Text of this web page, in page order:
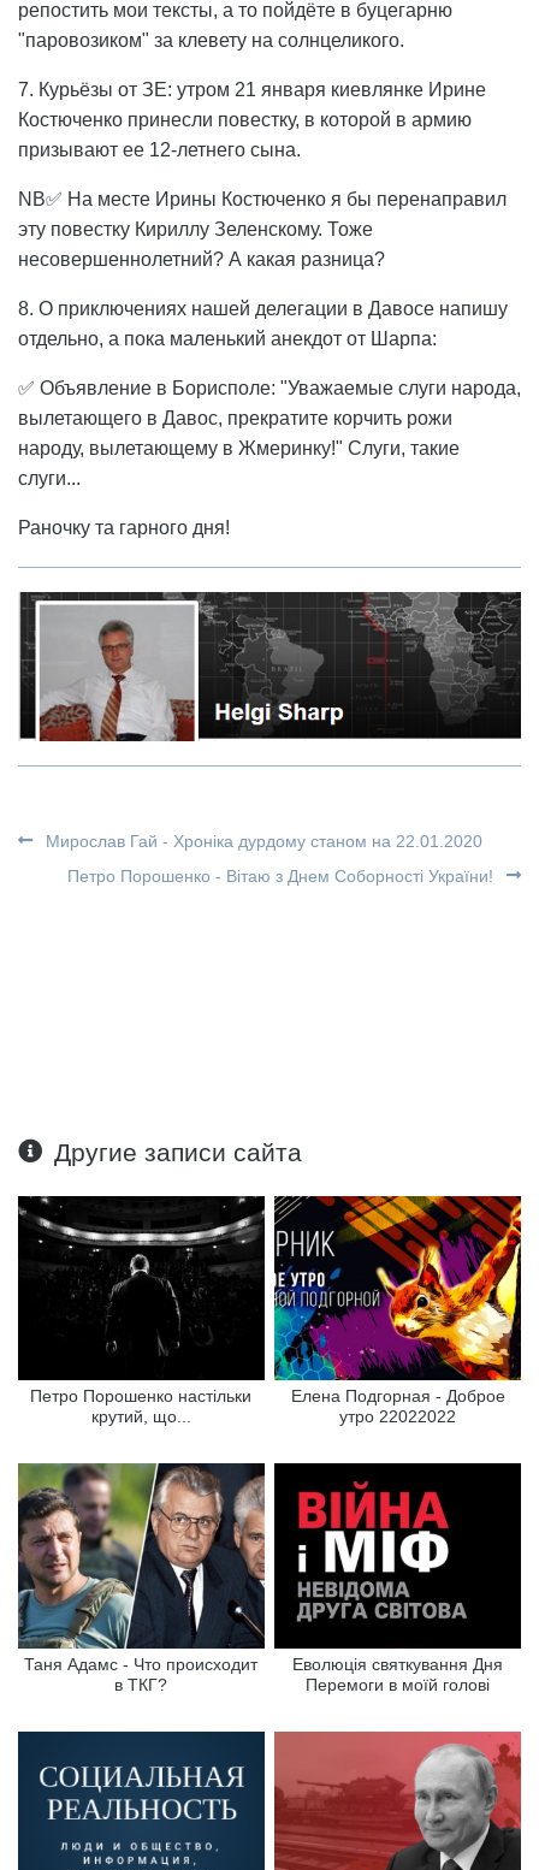
репостить мои тексты, а то пойдёте в буцегарню
"паровозиком" за клевету на солнцеликого.
7. Курьёзы от ЗЕ: утром 21 января киевлянке Ирине
Костюченко принесли повестку, в которой в армию
призывают ее 12-летнего сына.
NB✅ На месте Ирины Костюченко я бы перенаправил
эту повестку Кириллу Зеленскому. Тоже
несовершеннолетний? А какая разница?
8. О приключениях нашей делегации в Давосе напишу
отдельно, а пока маленький анекдот от Шарпа:
✅ Объявление в Борисполе: "Уважаемые слуги народа,
вылетающего в Давос, прекратите корчить рожи
народу, вылетающему в Жмеринку!" Слуги, такие
слуги...
Раночку та гарного дня!
Мирослав Гай - Хроніка дурдому станом на 22.01.2020
Петро Порошенко - Вітаю з Днем Соборності України!
Другие записи сайта
Петро Порошенко настільки
крутий, що...
Елена Подгорная - Доброе
утро 22022022
Таня Адамс - Что происходит
в ТКГ?
Еволюція святкування Дня
Перемоги в моїй голові